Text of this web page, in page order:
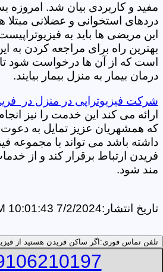
مفید و کاربردی بیان شد. امروزه
دردهای استخوانی و عضلانی مبتلا
این مریضی ها باید به
بهترین راه برای مراجعه کردن به
است که از آن ها درخواست شود تا
درمان بیمار به منزل بیمار بیایند.
شرکت فیزیوتراپی در منزل در
ارائه می کند این خدمت را نیز
که همشهریان عزیز تمایل به دعوت
داشته باشد می تواند با مجموعه
فریدن ارتباط برقرار کند و از
مند شود.
تاریخ انتشار:7/2/2024 10:01:43 AM
تلفن تماس فوری: اگر ساکن فریدن هستید از